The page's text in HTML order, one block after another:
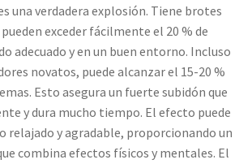
una verdadera explosión. Tiene brotes
exceder fácilmente el 20 % de
adecuado y en un buen entorno. Incluso
novatos, puede alcanzar el 15-20 %
Esto asegura un fuerte subidón que
y dura mucho tiempo. El efecto puede
relajado y agradable, proporcionando un
combina efectos físicos y mentales. El